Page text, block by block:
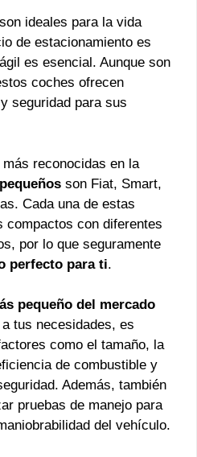
ideales para la vida
de estacionamiento es
es esencial. Aunque son
coches ofrecen
seguridad para sus
reconocidas en la
son Fiat, Smart,
Cada una de estas
compactos con diferentes
por lo que seguramente
perfecto para ti.
pequeño del mercado
tus necesidades, es
como el tamaño, la
de combustible y
Además, también
pruebas de manejo para
del vehículo.